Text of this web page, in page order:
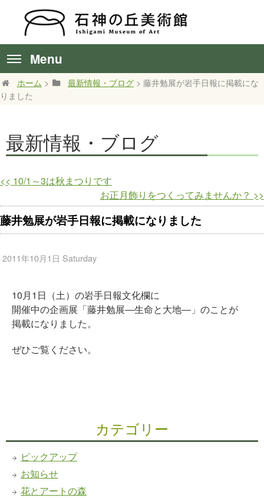
Menu
ホーム > 最新情報・ブログ > 藤井勉展が岩手日報に掲載にな
りました
最新情報・ブログ
<< 10/1～3は秋まつりです
お正月飾りをつくってみませんか？ >>
藤井勉展が岩手日報に掲載になりました
2011年10月1日 Saturday
10月1日（土）の岩手日報文化欄に
開催中の企画展「藤井勉展―生命と大地―」のことが
掲載になりました。
ぜひご覧ください。
カテゴリー
ピックアップ
お知らせ
花とアートの森